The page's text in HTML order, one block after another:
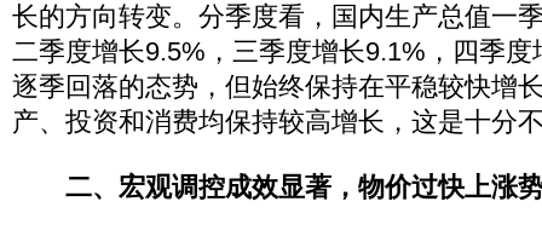
长的方向转变。分季度看，国内生产总值一
二季度增长9.5%，三季度增长9.1%，四季
逐季回落的态势，但始终保持在平稳较快增
产、投资和消费均保持较高增长，这是十分
二、宏观调控成效显著，物价过快上涨